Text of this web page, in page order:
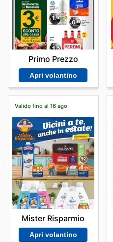
Primo Prezzo
Apri volantino
Valido fino al 16 ago
Mister Risparmio
Apri volantino